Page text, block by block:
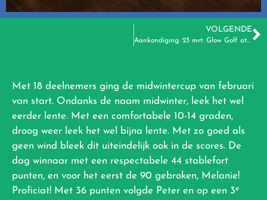
VOLGENDE
Aankondiging: 23 mrt: Glow Golf at Night
Met 18 deelnemers ging de midwintercup van februari
van start. Ondanks de naam midwinter, leek het wel
eerder lente. Met een comfortabele 10-14 graden,
droog weer leek het wel bijna lente. Met zo goed als
geen wind bleek dit uiteindelijk ook in de scores. De
dag winnaar met een respectabele 44 stablefort
punten, en voor het eerst de 90 gebroken, Melanie!
Proficiat! Met 36 punten volgde Peter en op een 3e